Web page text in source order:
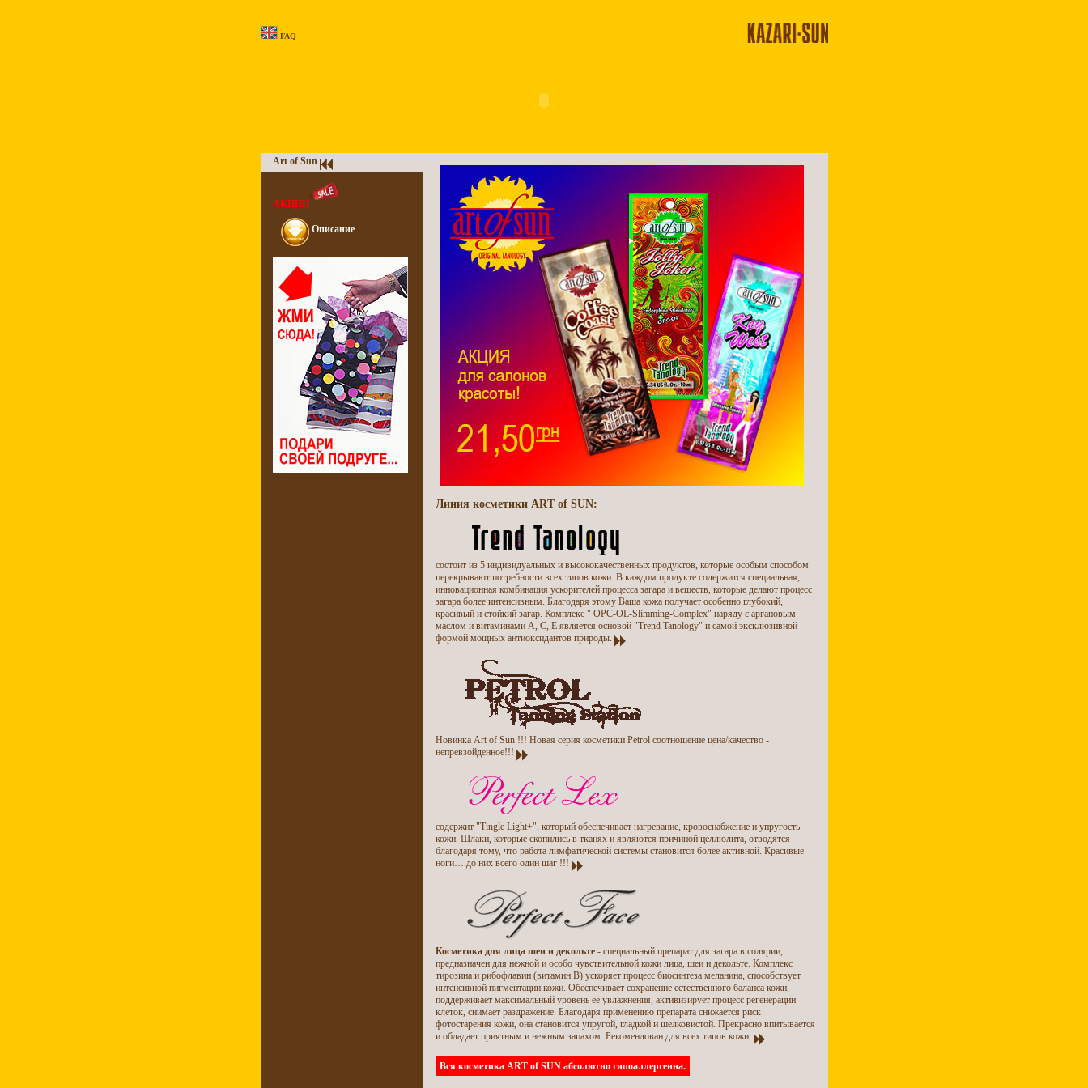
FAQ
Art of Sun
АКЦИИ
Описание
Линия косметики ART of SUN:
состоит из 5 индивидуальных и высококачественных продуктов, которые особым способом
перекрывают потребности всех типов кожи. В каждом продукте содержится специальная,
инновационная комбинация ускорителей процесса загара и веществ, которые делают процесс
загара более интенсивным. Благодаря этому Ваша кожа получает особенно глубокий,
красивый и стойкий загар. Комплекс " OPC-OL-Slimming-Complex" наряду с аргановым
маслом и витаминами А, С, Е является основой "Trend Tanology" и самой эксклюзивной
формой мощных антиоксидантов природы.
Новинка Art of Sun !!! Новая серия косметики Petrol соотношение цена/качество -
непревзойденное!!!
содержит "Tingle Light+", который обеспечивает нагревание, кровоснабжение и упругость
кожи. Шлаки, которые скопились в тканях и являются причиной целлюлита, отводятся
благодаря тому, что работа лимфатической системы становится более активной. Красивые
ноги….до них всего один шаг !!!
Косметика для лица шеи и декольте- специальный препарат для загара в солярии,
предназначен для нежной и особо чувствительной кожи лица, шеи и декольте. Комплекс
тирозина и рибофлавин (витамин В) ускоряет процесс биосинтеза меланина, способствует
интенсивной пигментации кожи. Обеспечивает сохранение естественного баланса кожи,
поддерживает максимальный уровень её увлажнения, активизирует процесс регенерации
клеток, снимает раздражение. Благодаря применению препарата снижается риск
фотостарения кожи, она становится упругой, гладкой и шелковистой. Прекрасно впитывается
и обладает приятным и нежным запахом. Рекомендован для всех типов кожи.
Вся косметика ART of SUN абсолютно гипоаллергенна.